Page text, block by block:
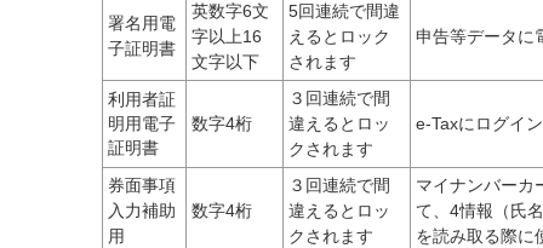
署名用電
子証明書
英数字6文
字以上16
文字以下
5回連続で間違
えるとロック
されます
申告等データに
利用者証
明用電子
証明書
数字4桁
３回連続で間
違えるとロッ
クされます
e-Taxにログイ
券面事項
入力補助
用
数字4桁
３回連続で間
違えるとロッ
クされます
マイナンバーカ
て、4情報（氏
を読み取る際に